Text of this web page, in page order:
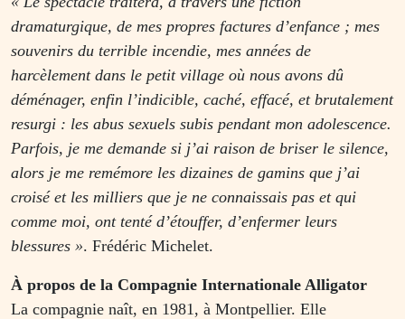
dramaturgique, de mes propres factures d’enfance ; mes
souvenirs du terrible incendie, mes années de
harcèlement dans le petit village où nous avons dû
déménager, enfin l’indicible, caché, effacé, et brutalement
resurgi : les abus sexuels subis pendant mon adolescence.
Parfois, je me demande si j’ai raison de briser le silence,
alors je me remémore les dizaines de gamins que j’ai
croisé et les milliers que je ne connaissais pas et qui
comme moi, ont tenté d’étouffer, d’enfermer leurs
blessures ». Frédéric Michelet.
À propos de la Compagnie Internationale Alligator
La compagnie naît, en 1981, à Montpellier. Elle